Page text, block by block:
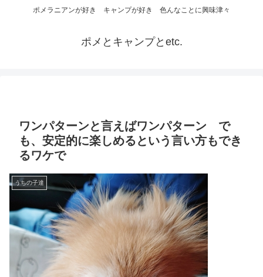
ポメラニアンが好き キャンプが好き 色んなことに興味津々
ポメとキャンプとetc.
ワンパターンと言えばワンパターン で
も、安定的に楽しめるという言い方もでき
るワケで
うちの子達